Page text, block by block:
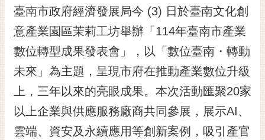
市政資訊
市民互動
黃
偉
哲
螢
光
臺南市政府經濟發展局今 (3) 日於臺南文化創
意產業園區茉莉工坊舉辦「114年臺南市產業
數位轉型成果發表會」，以「數位臺南・轉動
未來」為主題，呈現市府在推動產業數位升級
上，三年以來的亮眼成果。本次活動匯聚20家
以上企業與供應服務廠商共同參展，展示AI、
雲端、資安及永續應用等創新案例，吸引產官